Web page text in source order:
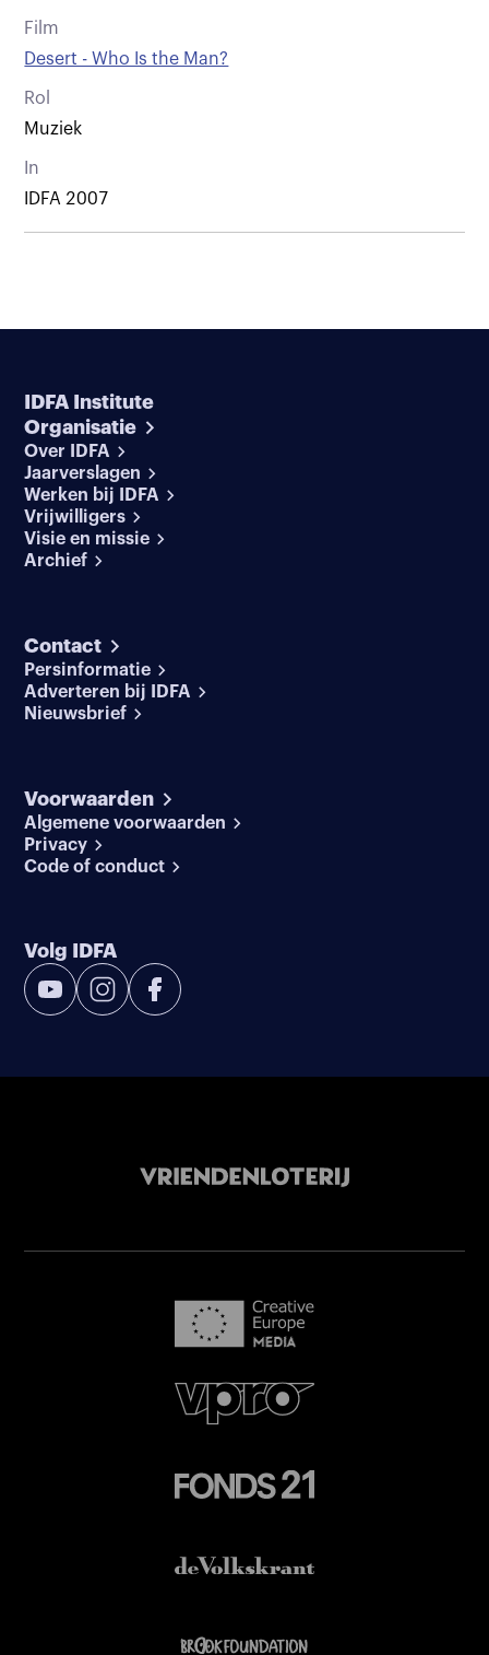
Film
Desert - Who Is the Man?
Rol
Muziek
In
IDFA 2007
IDFA Institute
Organisatie
Over IDFA
Jaarverslagen
Werken bij IDFA
Vrijwilligers
Visie en missie
Archief
Contact
Persinformatie
Adverteren bij IDFA
Nieuwsbrief
Voorwaarden
Algemene voorwaarden
Privacy
Code of conduct
Volg IDFA